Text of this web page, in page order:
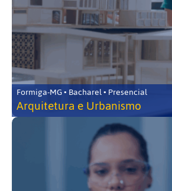
Formiga-MG • Bacharel • Presencial
Arquitetura e Urbanismo